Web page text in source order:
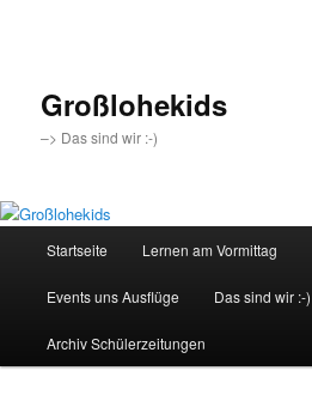
Großlohekids
–> Das sind wir :-)
Startseite Lernen am Vormittag
Events uns Ausflüge Das sind wir :-)
Archiv Schülerzeitungen